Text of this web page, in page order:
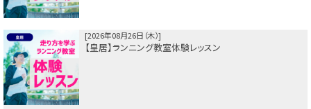
2026年08月26日（木）
【皇居】ランニング教室体験レッスン